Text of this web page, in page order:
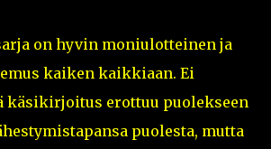
on hyvin moniulotteinen ja
kaiken kaikkiaan. Ei
käsikirjoitus erottuu puolekseen
puolesta, mutta